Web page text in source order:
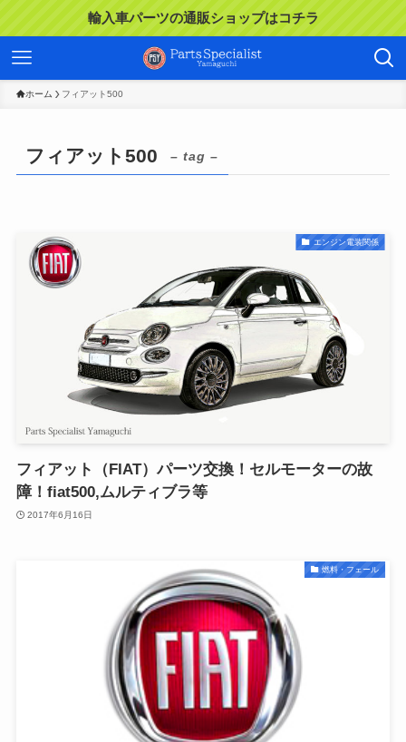
輸入車パーツの通販ショップはコチラ
ホーム フィアット500
フィアット500 – tag –
エンジン電装関係
フィアット（FIAT）パーツ交換！セルモーターの故
障！fiat500,ムルティブラ等
2017年6月16日
燃料・フェール